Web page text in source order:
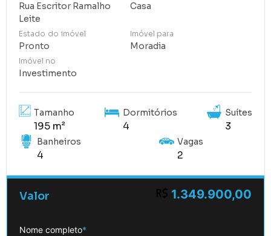
Rua Escritor Ramalho
Leite
Casa
Estado do imóvel
Pronto
Imóvel para
Moradia
Imóvel no
Investimento
Tamanho
195 m²
Dormitórios
4
Suítes
3
Banheiros
4
Vagas
2
Valor 1.349.900,00
Nome completo*